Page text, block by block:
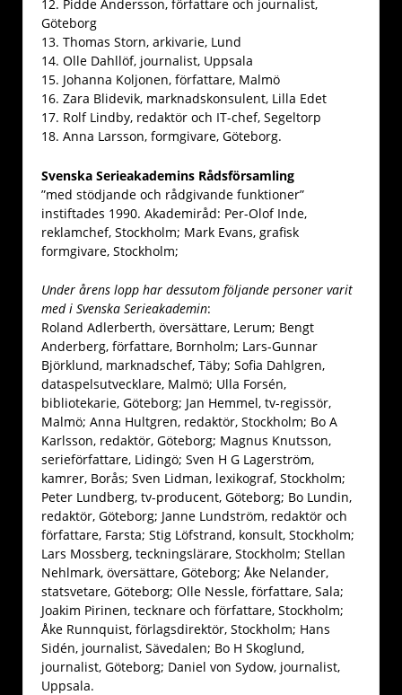
12. Pidde Andersson, författare och journalist,
Göteborg
13. Thomas Storn, arkivarie, Lund
14. Olle Dahllöf, journalist, Uppsala
15. Johanna Koljonen, författare, Malmö
16. Zara Blidevik, marknadskonsulent, Lilla Edet
17. Rolf Lindby, redaktör och IT-chef, Segeltorp
18. Anna Larsson, formgivare, Göteborg.
Svenska Serieakademins Rådsförsamling
”med stödjande och rådgivande funktioner”
instiftades 1990. Akademiråd: Per-Olof Inde,
reklamchef, Stockholm; Mark Evans, grafisk
formgivare, Stockholm;
Under årens lopp har dessutom följande personer varit
med i Svenska Serieakademin:
Roland Adlerberth, översättare, Lerum; Bengt
Anderberg, författare, Bornholm; Lars-Gunnar
Björklund, marknadschef, Täby; Sofia Dahlgren,
dataspelsutvecklare, Malmö; Ulla Forsén,
bibliotekarie, Göteborg; Jan Hemmel, tv-regissör,
Malmö; Anna Hultgren, redaktör, Stockholm; Bo A
Karlsson, redaktör, Göteborg; Magnus Knutsson,
serieförfattare, Lidingö; Sven H G Lagerström,
kamrer, Borås; Sven Lidman, lexikograf, Stockholm;
Peter Lundberg, tv-producent, Göteborg; Bo Lundin,
redaktör, Göteborg; Janne Lundström, redaktör och
författare, Farsta; Stig Löfstrand, konsult, Stockholm;
Lars Mossberg, teckningslärare, Stockholm; Stellan
Nehlmark, översättare, Göteborg; Åke Nelander,
statsvetare, Göteborg; Olle Nessle, författare, Sala;
Joakim Pirinen, tecknare och författare, Stockholm;
Åke Runnquist, förlagsdirektör, Stockholm; Hans
Sidén, journalist, Sävedalen; Bo H Skoglund,
journalist, Göteborg; Daniel von Sydow, journalist,
Uppsala.